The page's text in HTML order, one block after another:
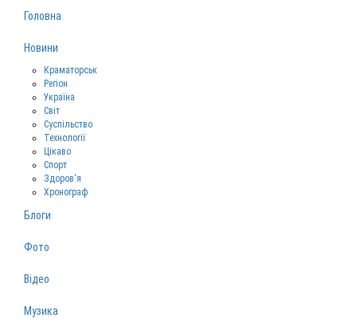
Головна
Новини
Краматорськ
Регіон
Україна
Світ
Суспільство
Технології
Цікаво
Спорт
Здоров‘я
Хронограф
Блоги
Фото
Відео
Музика